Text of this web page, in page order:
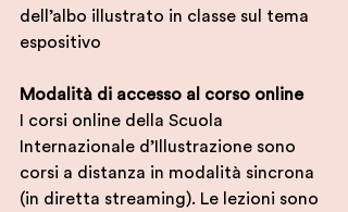
dell’albo illustrato in classe sul tema
espositivo
Modalità di accesso al corso online
I corsi online della Scuola
Internazionale d’Illustrazione sono
corsi a distanza in modalità sincrona
(in diretta streaming). Le lezioni sono